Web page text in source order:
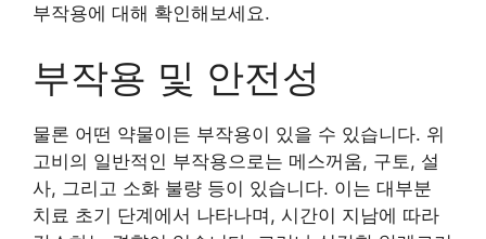
부작용에 대해 확인해보세요.
부작용 및 안전성
물론 어떤 약물이든 부작용이 있을 수 있습니다. 위
고비의 일반적인 부작용으로는 메스꺼움, 구토, 설
사, 그리고 소화 불량 등이 있습니다. 이는 대부분
치료 초기 단계에서 나타나며, 시간이 지남에 따라